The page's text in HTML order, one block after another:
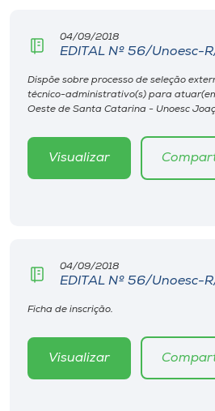
Biblioteca
Editora
Rádio
o idioma
04/09/2018
EDITAL Nº 56/Unoesc-
Dispõe sobre processo de seleção
técnico-administrativo(s) para
Oeste de Santa Catarina - Unoesc
Visualizar
04/09/2018
EDITAL Nº 56/Unoesc-
Ficha de inscrição.
Visualizar